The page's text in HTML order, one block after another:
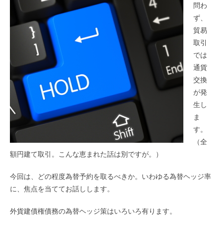
問わ
ず、
貿易
取引
では
通貨
交換
が発
生し
ま
す。
（全
額円建て取引。こんな恵まれた話は別ですが。）
今回は、どの程度為替予約を取るべきか。いわゆる為替ヘッジ率
に、焦点を当ててお話しします。
外貨建債権債務の為替ヘッジ策はいろいろ有ります。